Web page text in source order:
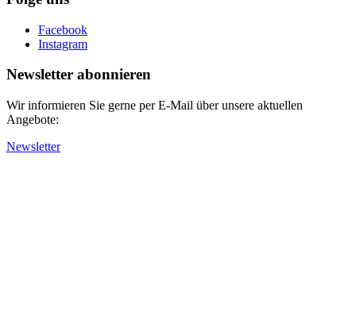
Facebook
Instagram
Newsletter abonnieren
Wir informieren Sie gerne per E-Mail über unsere aktuellen
Angebote:
Newsletter